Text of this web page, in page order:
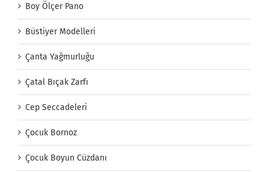
Boy Ölçer Pano
Büstiyer Modelleri
Çanta Yağmurluğu
Çatal Bıçak Zarfı
Cep Seccadeleri
Çocuk Bornoz
Çocuk Boyun Cüzdanı